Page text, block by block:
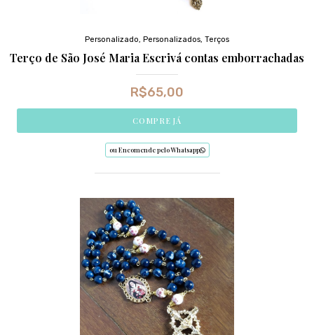
Personalizado, Personalizados, Terços
Terço de São José Maria Escrivá contas emborrachadas
R$65,00
COMPRE JÁ
ou Encomende pelo Whatsapp